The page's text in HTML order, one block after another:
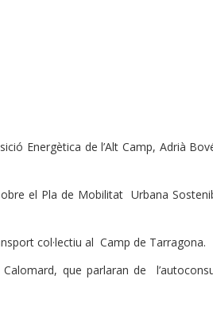
Energètica de l’Alt Camp, Adrià
el Pla de Mobilitat Urbana
col·lectiu al Camp de Tarragona.
que parlaran de